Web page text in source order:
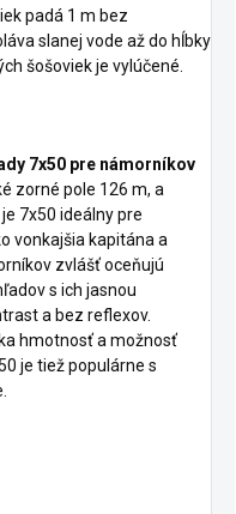
padá 1 m bez
slanej vode až do hĺbky
šošoviek je vylúčené.
7x50 pre námorníkov
zorné pole 126 m, a
7x50 ideálny pre
vonkajšia kapitána a
zvlášť oceňujú
s ich jasnou
a bez reflexov.
hmotnosť a možnosť
je tiež populárne s